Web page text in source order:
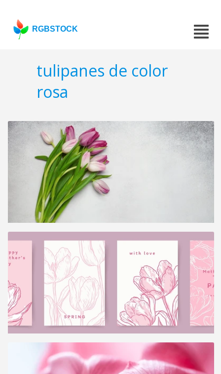
RGBSTOCK
tulipanes de color
rosa